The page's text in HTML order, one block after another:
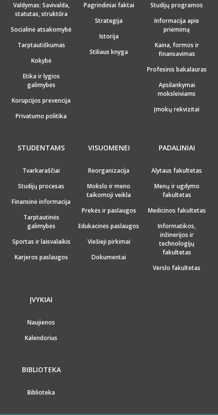
Valdymas: Savivalda,
statutas, struktūra
Socialinė atsakomybė
Tarptautiškumas
Kokybė
Etika ir lygios
galimybės
Korupcijos prevencija
Privatumo politika
Pagrindiniai faktai
Strategija
Istorija
Stiliaus knyga
Studijų programos
Informacija apie
priėmimą
Kaina, formos ir
finansavimas
Profesinis bakalauras
Apsilankymai
moksleiviams
Įmokų rekvizitai
STUDENTAMS
Tvarkaraščiai
Studijų procesas
Finansinė informacija
Tarptautinės
galimybės
Sportas ir laisvalaikis
Karjeros paslaugos
VISUOMENEI
Reorganizacija
Mokslo ir meno
taikomoji veikla
Prekės ir paslaugos
Edukacinės paslaugos
Viešieji pirkimai
Dokumentai
PADALINIAI
Alytaus fakultetas
Menų ir ugdymo
fakultetas
Medicinos fakultetas
Informatikos,
inžinerijos ir
technologijų
fakultetas
Verslo fakultetas
ĮVYKIAI
Naujienos
Kalendorius
BIBLIOTEKA
Biblioteka